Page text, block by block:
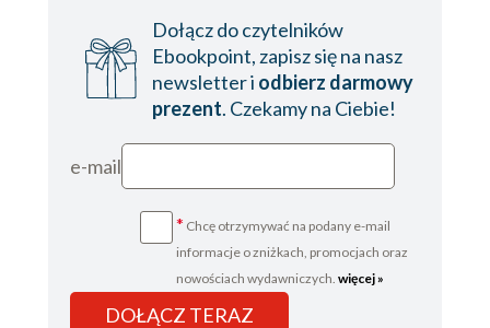
Dołącz do czytelników
Ebookpoint, zapisz się na nasz
newsletter i odbierz darmowy
prezent. Czekamy na Ciebie!
e-mail
* Chcę otrzymywać na podany e-mail
informacje o zniżkach, promocjach oraz
nowościach wydawniczych. więcej »
DOŁĄCZ TERAZ